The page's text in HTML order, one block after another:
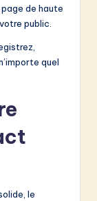
de haute
public.
quel
le